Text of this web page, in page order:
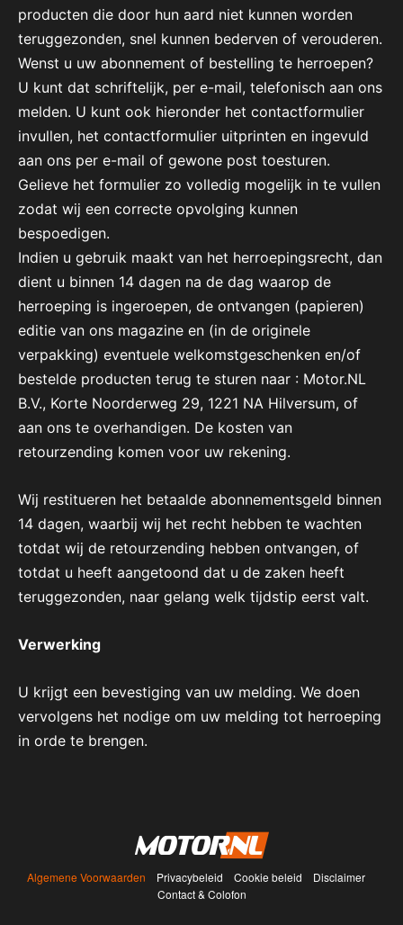
producten die door hun aard niet kunnen worden
teruggezonden, snel kunnen bederven of verouderen.
Wenst u uw abonnement of bestelling te herroepen?
U kunt dat schriftelijk, per e-mail, telefonisch aan ons
melden. U kunt ook hieronder het contactformulier
invullen, het contactformulier uitprinten en ingevuld
aan ons per e-mail of gewone post toesturen.
Gelieve het formulier zo volledig mogelijk in te vullen
zodat wij een correcte opvolging kunnen
bespoedigen.
Indien u gebruik maakt van het herroepingsrecht, dan
dient u binnen 14 dagen na de dag waarop de
herroeping is ingeroepen, de ontvangen (papieren)
editie van ons magazine en (in de originele
verpakking) eventuele welkomstgeschenken en/of
bestelde producten terug te sturen naar : Motor.NL
B.V., Korte Noorderweg 29, 1221 NA Hilversum, of
aan ons te overhandigen. De kosten van
retourzending komen voor uw rekening.
Wij restitueren het betaalde abonnementsgeld binnen
14 dagen, waarbij wij het recht hebben te wachten
totdat wij de retourzending hebben ontvangen, of
totdat u heeft aangetoond dat u de zaken heeft
teruggezonden, naar gelang welk tijdstip eerst valt.
Verwerking
U krijgt een bevestiging van uw melding. We doen
vervolgens het nodige om uw melding tot herroeping
in orde te brengen.
Algemene Voorwaarden Privacybeleid Cookie beleid
Disclaimer
Contact & Colofon